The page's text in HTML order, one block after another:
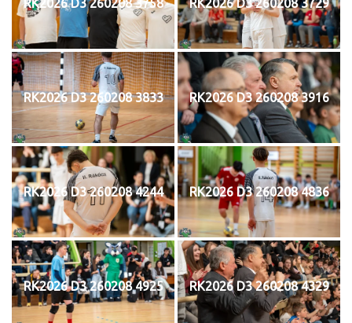
RK2026 D3 260208 3758 RK2026 D3 260208 3729
RK2026 D3 260208 3833 RK2026 D3 260208 3916
RK2026 D3 260208 4244 RK2026 D3 260208 4836
RK2026 D3 260208 4925 RK2026 D3 260208 4329